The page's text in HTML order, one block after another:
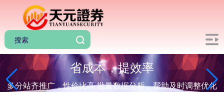
省成本，提效率
多分站齐推广，性价比高 批量数据分析，帮助及时调整优化